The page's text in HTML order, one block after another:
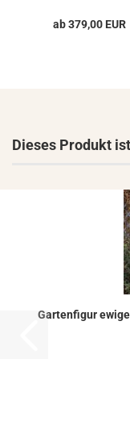
ab 379,00 EUR
Dieses Produkt
Gar­ten­fi­gur